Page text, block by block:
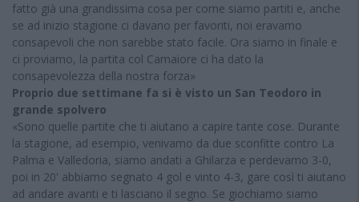
fatto già una grandissima cosa per come siamo partiti e, anche
se ad inizio stagione ci davano per favoriti, noi eravamo
consapevoli che non sarebbe stato facile. Ora siamo in finale e
ci proviamo, la partita col Camaiore ci ha dato la
consapevolezza della nostra forza»
Proprio due settimane fa si è visto un San Teodoro in
grande spolvero
«Sono quelle partite che ti aiutano a capire tante cose. Durante
la stagione, ad esempio, venivamo da due sconfitte contro La
Palma e Valledoria, siamo andati a Ghilarza e perdevamo 3-0,
poi in 20' abbiamo segnato 4 gol e vinto 4-3, gare così ti aiutano
ad andare avanti e ti lasciano il segno. Se giochiamo siamo